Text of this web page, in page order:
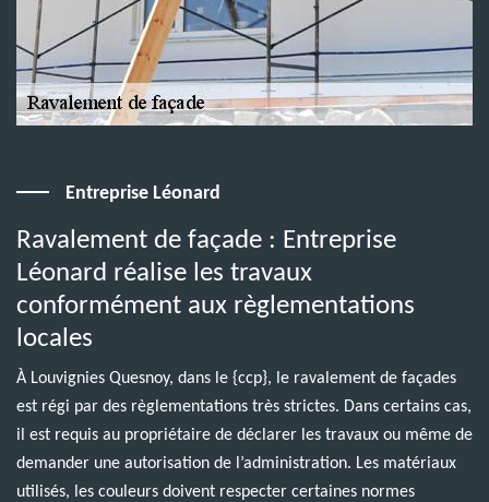
Entreprise Léonard
Ravalement de façade : Entreprise
Léonard réalise les travaux
conformément aux règlementations
locales
À Louvignies Quesnoy, dans le {ccp}, le ravalement de façades
est régi par des règlementations très strictes. Dans certains cas,
il est requis au propriétaire de déclarer les travaux ou même de
demander une autorisation de l’administration. Les matériaux
utilisés, les couleurs doivent respecter certaines normes